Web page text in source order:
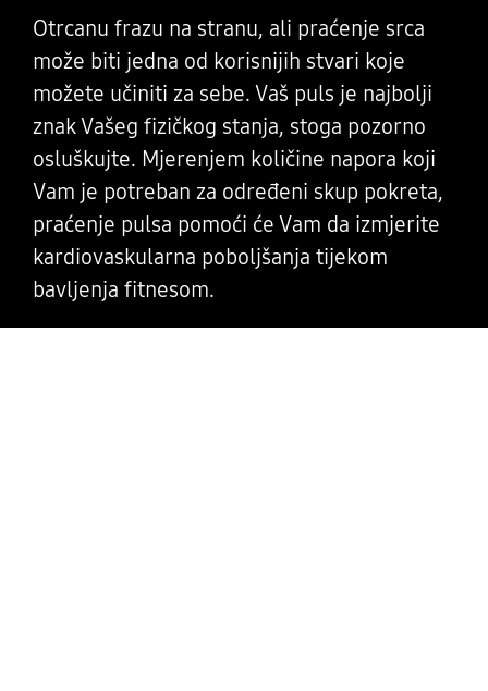
Otrcanu frazu na stranu, ali praćenje srca
može biti jedna od korisnijih stvari koje
možete učiniti za sebe. Vaš puls je najbolji
znak Vašeg fizičkog stanja, stoga pozorno
osluškujte. Mjerenjem količine napora koji
Vam je potreban za određeni skup pokreta,
praćenje pulsa pomoći će Vam da izmjerite
kardiovaskularna poboljšanja tijekom
bavljenja fitnesom.